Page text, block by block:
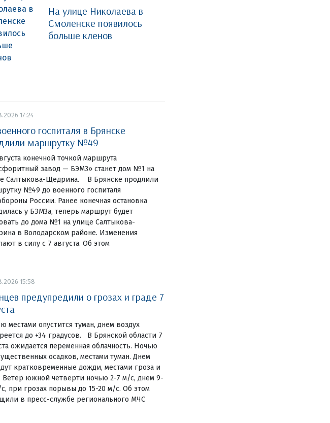
На улице Николаева в
Смоленске появилось
больше кленов
17:24
госпиталя в Брянске
маршрутку №49
конечной точкой маршрута
завод — БЭМЗ» станет дом №1 на
Салтыкова-Щедрина. В Брянске продлили
№49 до военного госпиталя
России. Ранее конечная остановка
у БЭМЗа, теперь маршрут будет
до дома №1 на улице Салтыкова-
в Володарском районе. Изменения
в силу с 7 августа. Об этом
15:58
предупредили о грозах и граде 7
местами опустится туман, днем воздух
до +34 градусов. В Брянской области 7
ожидается переменная облачность. Ночью
осадков, местами туман. Днем
кратковременные дожди, местами гроза и
Ветер южной четверти ночью 2-7 м/с, днем 9-
при грозах порывы до 15-20 м/с. Об этом
в пресс-службе регионального МЧС